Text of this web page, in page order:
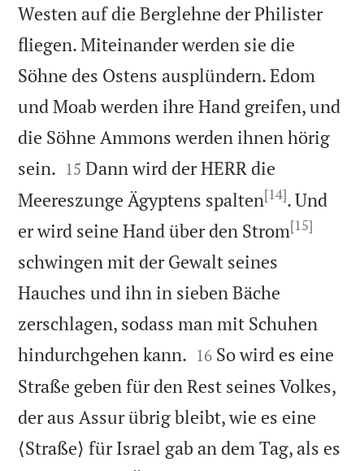
Westen auf die Berglehne der Philister
fliegen. Miteinander werden sie die
Söhne des Ostens ausplündern. Edom
und Moab werden ihre Hand greifen, und
die Söhne Ammons werden ihnen hörig
sein. 

15 Dann wird der HERR die
Meereszunge Ägyptens spalten[14]. Und
er wird seine Hand über den Strom[15]
schwingen mit der Gewalt seines
Hauches und ihn in sieben Bäche
zerschlagen, sodass man mit Schuhen
hindurchgehen kann. 

16 So wird es eine
Straße geben für den Rest seines Volkes,
der aus Assur übrig bleibt, wie es eine
⟨Straße⟩ für Israel gab an dem Tag, als es